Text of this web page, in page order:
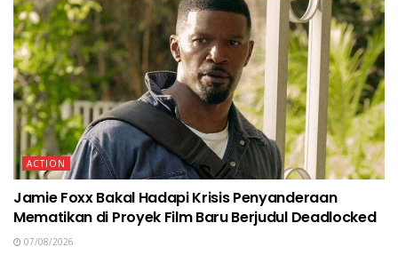
ACTION
Jamie Foxx Bakal Hadapi Krisis Penyanderaan
Mematikan di Proyek Film Baru Berjudul Deadlocked
07/08/2026